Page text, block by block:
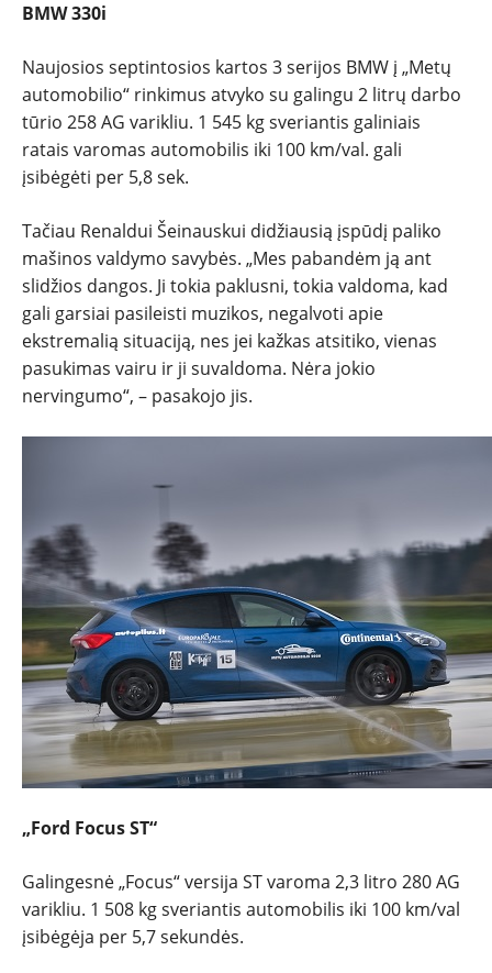
BMW 330i
Naujosios septintosios kartos 3 serijos BMW į „Metų
automobilio“ rinkimus atvyko su galingu 2 litrų darbo
tūrio 258 AG varikliu. 1 545 kg sveriantis galiniais
ratais varomas automobilis iki 100 km/val. gali
įsibėgėti per 5,8 sek.
Tačiau Renaldui Šeinauskui didžiausią įspūdį paliko
mašinos valdymo savybės. „Mes pabandėm ją ant
slidžios dangos. Ji tokia paklusni, tokia valdoma, kad
gali garsiai pasileisti muzikos, negalvoti apie
ekstremalią situaciją, nes jei kažkas atsitiko, vienas
pasukimas vairu ir ji suvaldoma. Nėra jokio
nervingumo“, – pasakojo jis.
„Ford Focus ST“
Galingesnė „Focus“ versija ST varoma 2,3 litro 280 AG
varikliu. 1 508 kg sveriantis automobilis iki 100 km/val
įsibėgėja per 5,7 sekundės.